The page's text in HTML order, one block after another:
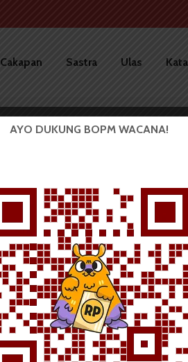
Cakapan Sastra Ulas
AYO DUKUNG BOPM WACANA!